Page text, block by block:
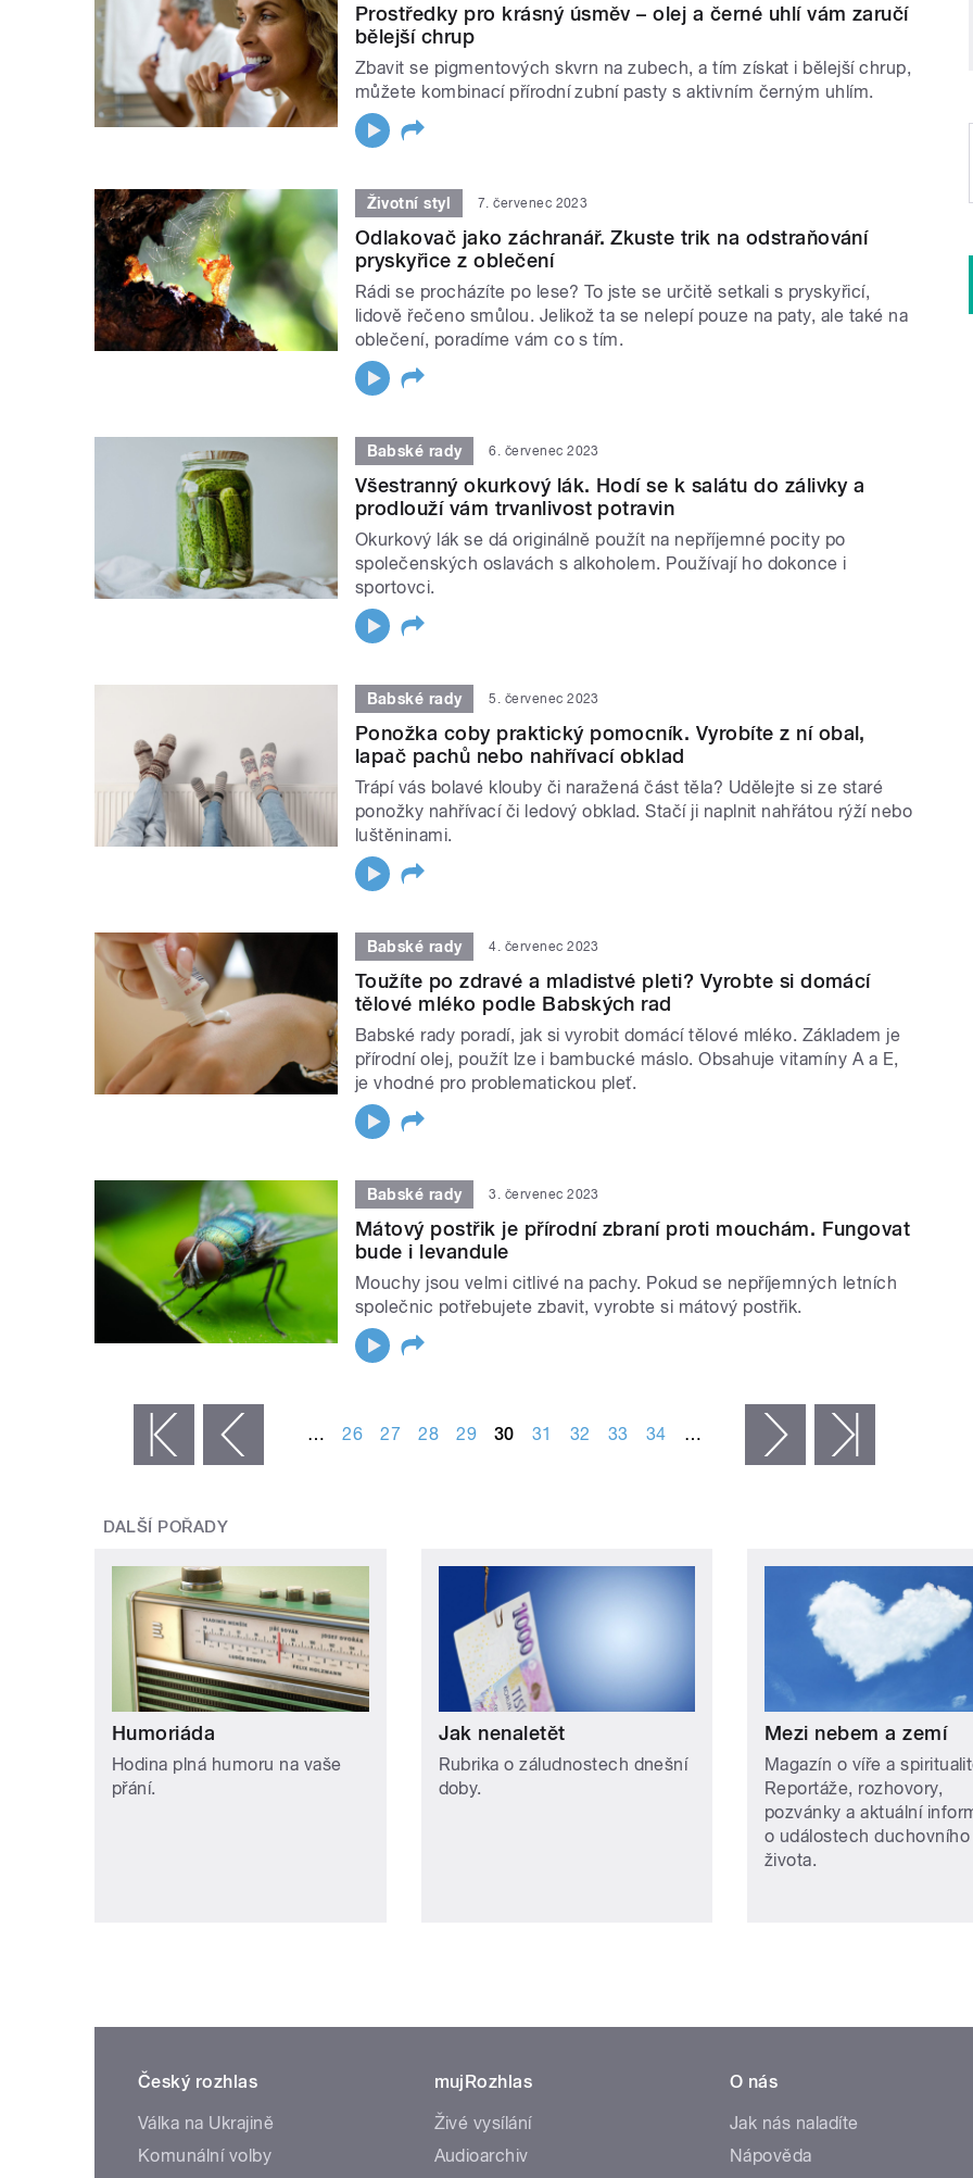
Prostředky pro krásný úsměv – olej a černé uhlí vám zaručí
bělejší chrup
Zbavit se pigmentových skvrn na zubech, a tím získat i bělejší chrup,
můžete kombinací přírodní zubní pasty s aktivním černým uhlím.
Životní styl 7. červenec 2023
Odlakovač jako záchranář. Zkuste trik na odstraňování
pryskyřice z oblečení
Rádi se procházíte po lese? To jste se určitě setkali s pryskyřicí,
lidově řečeno smůlou. Jelikož ta se nelepí pouze na paty, ale také na
oblečení, poradíme vám co s tím.
Babské rady 6. červenec 2023
Všestranný okurkový lák. Hodí se k salátu do zálivky a
prodlouží vám trvanlivost potravin
Okurkový lák se dá originálně použít na nepříjemné pocity po
společenských oslavách s alkoholem. Používají ho dokonce i
sportovci.
Babské rady 5. červenec 2023
Ponožka coby praktický pomocník. Vyrobíte z ní obal,
lapač pachů nebo nahřívací obklad
Trápí vás bolavé klouby či naražená část těla? Udělejte si ze staré
ponožky nahřívací či ledový obklad. Stačí ji naplnit nahřátou rýží nebo
luštěninami.
Babské rady 4. červenec 2023
Toužíte po zdravé a mladistvé pleti? Vyrobte si domácí
tělové mléko podle Babských rad
Babské rady poradí, jak si vyrobit domácí tělové mléko. Základem je
přírodní olej, použít lze i bambucké máslo. Obsahuje vitamíny A a E,
je vhodné pro problematickou pleť.
Babské rady 3. červenec 2023
Mátový postřik je přírodní zbraní proti mouchám. Fungovat
bude i levandule
Mouchy jsou velmi citlivé na pachy. Pokud se nepříjemných letních
společnic potřebujete zbavit, vyrobte si mátový postřik.
‹ předchozí … 26 27 28 29 30 31 32 33 34 … následující ›
DALŠÍ POŘADY
Humoriáda
Hodina plná humoru na vaše
přání.
Jak nenaletět
Rubrika o záludnostech dnešní
doby.
Mezi nebem a zemí
Magazín o víře a
Reportáže, rozhovory,
pozvánky a aktuální
o událostech duchovního
života.
Český rozhlas
Válka na Ukrajině
Komunální volby
mujRozhlas
Živé vysílání
Audioarchiv
O nás
Jak nás naladíte
Nápověda